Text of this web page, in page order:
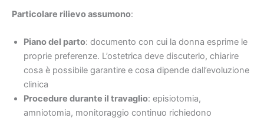
Particolare rilievo assumono:
Piano del parto: documento con cui la donna esprime le
proprie preferenze. L’ostetrica deve discuterlo, chiarire
cosa è possibile garantire e cosa dipende dall’evoluzione
clinica
Procedure durante il travaglio: episiotomia,
amniotomia, monitoraggio continuo richiedono